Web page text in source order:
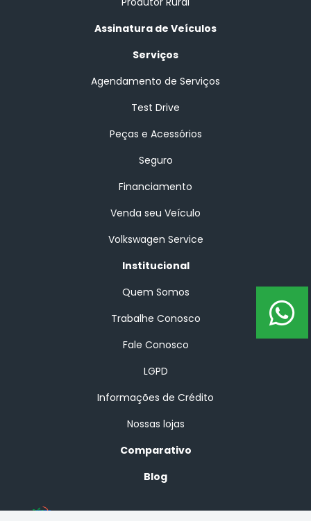
Assinatura de Veículos
Serviços
Agendamento de Serviços
Test Drive
Peças e Acessórios
Seguro
Financiamento
Venda seu Veículo
Volkswagen Service
Institucional
Quem Somos
Trabalhe Conosco
Fale Conosco
LGPD
Informações de Crédito
Nossas lojas
Comparativo
Blog